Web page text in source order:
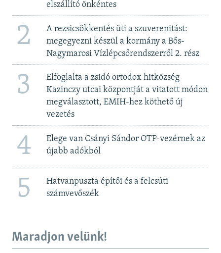
elszállító önkéntes
2
A rezsicsökkentés üti a szuverenitást:
megegyezni készül a kormány a Bős-
Nagymarosi Vízlépcsőrendszerről 2. rész
3
Elfoglalta a zsidó ortodox hitközség
Kazinczy utcai központját a vitatott módon
megválasztott, EMIH-hez köthető új
vezetés
4
Elege van Csányi Sándor OTP-vezérnek az
újabb adókból
5
Hatvanpuszta építői és a felcsúti
számvevőszék
Maradjon velünk!